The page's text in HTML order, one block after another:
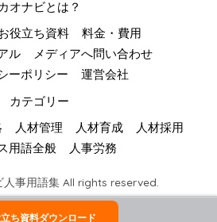
カオナビとは？
役立ち資料
料金・費用
ル
メディアへ問い合わせ
ーポリシー
運営会社
カテゴリー
人材管理 人材育成
人材採用
用語全般
人事労務
事用語集 All rights reserved.
ち資料ダウンロード